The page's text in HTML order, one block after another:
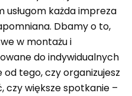
usługom każda impreza
Dbamy o to,
w montażu i
do indywidualnych
tego, czy organizujesz
czy większe spotkanie –